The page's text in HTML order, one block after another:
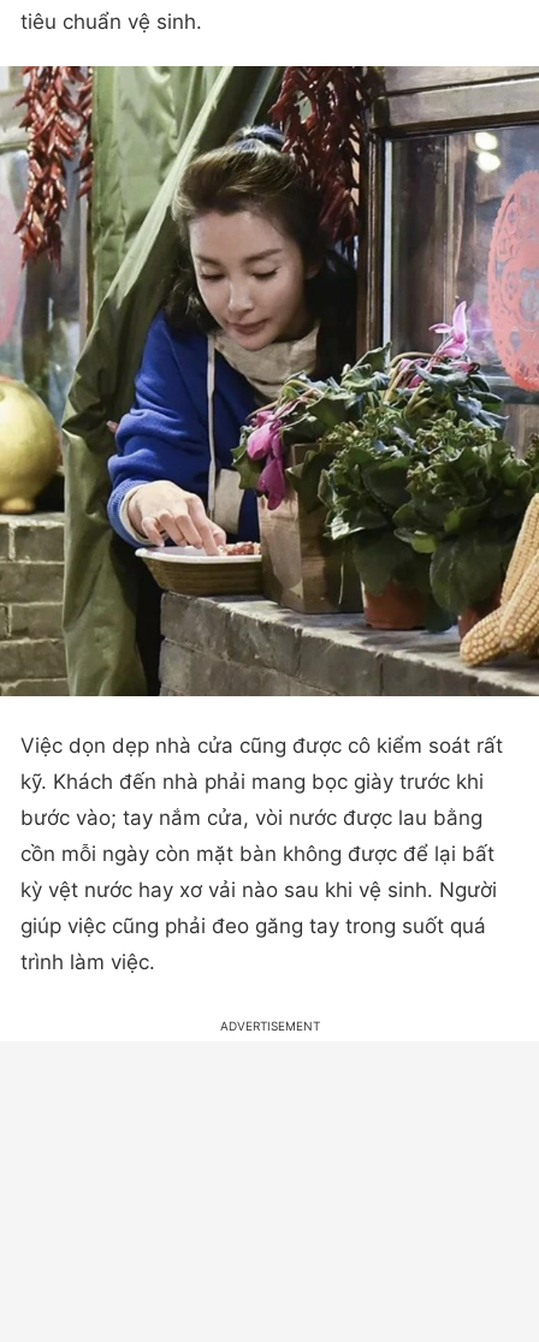
tiêu chuẩn vệ sinh.
Việc dọn dẹp nhà cửa cũng được cô kiểm soát rất
kỹ. Khách đến nhà phải mang bọc giày trước khi
bước vào; tay nắm cửa, vòi nước được lau bằng
cồn mỗi ngày còn mặt bàn không được để lại bất
kỳ vệt nước hay xơ vải nào sau khi vệ sinh. Người
giúp việc cũng phải đeo găng tay trong suốt quá
trình làm việc.